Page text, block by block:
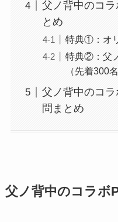
父ノ背中のコ
とめ
特典①：オ
特典②：父
（先着300名
父ノ背中のコ
問まとめ
父ノ背中のコラボ